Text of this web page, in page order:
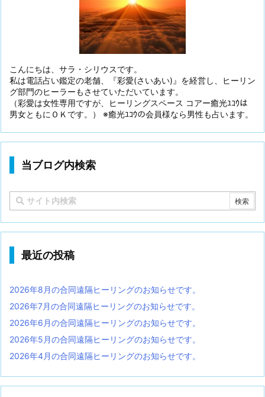
こんにちは、サラ・シリウスです。
私は電話占い鑑定の老舗、『彩愛(さいあい)』を経営し、ヒーリン
グ部門のヒーラーもさせていただいています。
（彩愛は女性専用ですが、ヒーリングスペース コアー癒光ﾕｺｳは
男女ともにＯＫです。） ※癒光ﾕｺｳの会員様なら男性も占います。
当ブログ内検索
最近の投稿
2026年8月の合同遠隔ヒーリングのお知らせです。
2026年7月の合同遠隔ヒーリングのお知らせです。
2026年6月の合同遠隔ヒーリングのお知らせです。
2026年5月の合同遠隔ヒーリングのお知らせです。
2026年4月の合同遠隔ヒーリングのお知らせです。